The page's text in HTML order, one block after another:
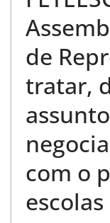
de
tratar,
com o